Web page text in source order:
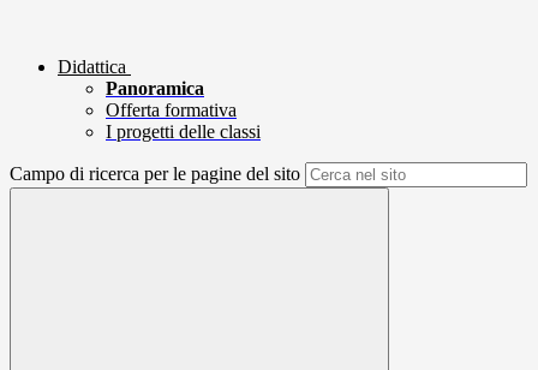
Didattica
Panoramica
Offerta formativa
I progetti delle classi
Campo di ricerca per le pagine del sito